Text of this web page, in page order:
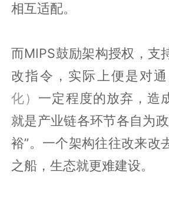
相互适配。
而MIPS鼓励架构授权，支
改指令，实际上便是对通
化） 一定程度的放弃，造
就是产业链各环节各自为
裕”。一个架构往往改来改
之船，生态就更难建设。